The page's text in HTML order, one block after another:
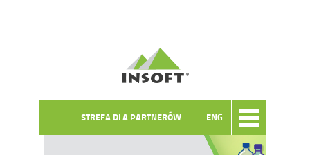
ENG
STREFA DLA PARTNERÓW